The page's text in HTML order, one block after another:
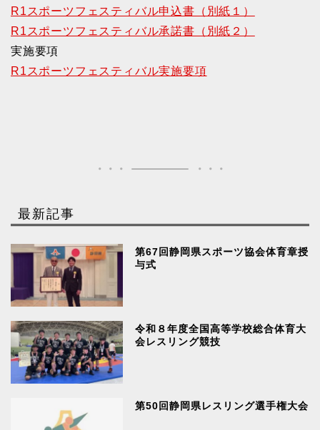
R1スポーツフェスティバル申込書（別紙１）
R1スポーツフェスティバル承諾書（別紙２）
実施要項
R1スポーツフェスティバル実施要項
最新記事
第67回静岡県スポーツ協会体育章授
与式
令和８年度全国高等学校総合体育大
会レスリング競技
第50回静岡県レスリング選手権大会